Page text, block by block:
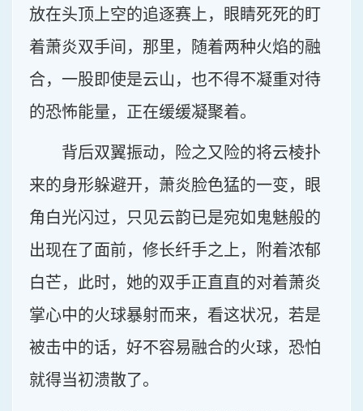
放在头顶上空的追逐赛上，眼睛死死的盯
着萧炎双手间，那里，随着两种火焰的融
合，一股即使是云山，也不得不凝重对待
的恐怖能量，正在缓缓凝聚着。
背后双翼振动，险之又险的将云棱扑
来的身形躲避开，萧炎脸色猛的一变，眼
角白光闪过，只见云韵已是宛如鬼魅般的
出现在了面前，修长纤手之上，附着浓郁
白芒，此时，她的双手正直直的对着萧炎
掌心中的火球暴射而来，看这状况，若是
被击中的话，好不容易融合的火球，恐怕
就得当初溃散了。